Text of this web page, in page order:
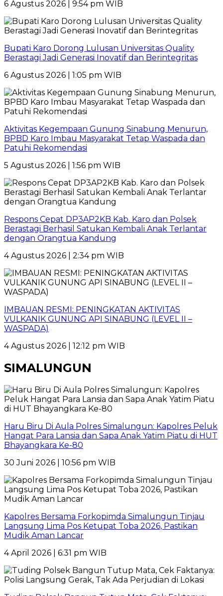
6 Agustus 2026 | 9:54 pm WIB
Bupati Karo Dorong Lulusan Universitas Quality
Berastagi Jadi Generasi Inovatif dan Berintegritas
6 Agustus 2026 | 1:05 pm WIB
Aktivitas Kegempaan Gunung Sinabung Menurun,
BPBD Karo Imbau Masyarakat Tetap Waspada dan
Patuhi Rekomendasi
5 Agustus 2026 | 1:56 pm WIB
Respons Cepat DP3AP2KB Kab. Karo dan Polsek
Berastagi Berhasil Satukan Kembali Anak Terlantar
dengan Orangtua Kandung
4 Agustus 2026 | 2:34 pm WIB
IMBAUAN RESMI: PENINGKATAN AKTIVITAS
VULKANIK GUNUNG API SINABUNG (LEVEL II –
WASPADA)
4 Agustus 2026 | 12:12 pm WIB
SIMALUNGUN
Haru Biru Di Aula Polres Simalungun: Kapolres Peluk
Hangat Para Lansia dan Sapa Anak Yatim Piatu di HUT
Bhayangkara Ke-80
30 Juni 2026 | 10:56 pm WIB
Kapolres Bersama Forkopimda Simalungun Tinjau
Langsung Lima Pos Ketupat Toba 2026, Pastikan
Mudik Aman Lancar
4 April 2026 | 6:31 pm WIB